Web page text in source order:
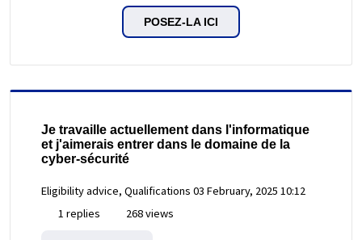
POSEZ-LA ICI
Je travaille actuellement dans l'informatique
et j'aimerais entrer dans le domaine de la
cyber-sécurité
Eligibility advice, Qualifications 03 February, 2025 10:12
1 replies
268 views